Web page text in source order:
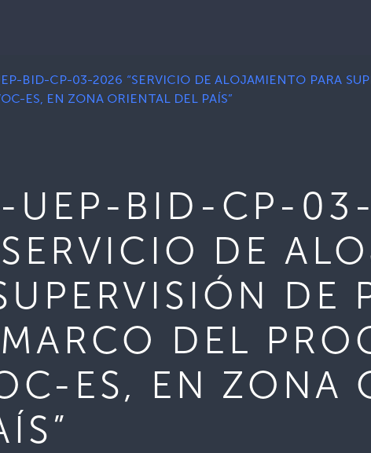
BID-CP-03-2026 “SERVICIO DE ALOJAMIENTO PARA
ES, EN ZONA ORIENTAL DEL PAÍS”
UEP-BID-CP-03-
DE
DE
DEL
ES, EN ZONA